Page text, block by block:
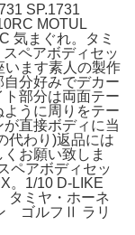
SP.1731
MOTUL
気まぐれ。タミ
ペアボディセッ
います素人の製作
分好みでデカー
部分は両面テー
うに周りをテー
直接ボディに当
代わり)返品には
お願い致しま
ペアボディセッ
。1/10 D-LIKE
タミヤ・ホーネ
ゴルフⅡ ラリ